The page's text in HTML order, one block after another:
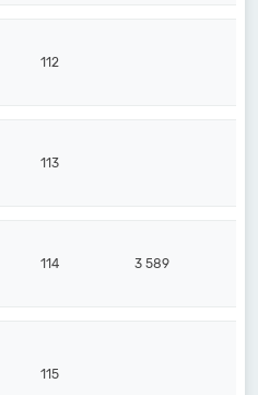
112
113
114 3 589
115